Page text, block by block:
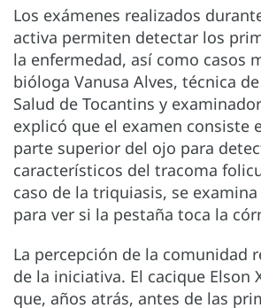
Los exámenes realizados
activa permiten detectar los
la enfermedad, así como casos
bióloga Vanusa Alves, técnica
Salud de Tocantins y
explicó que el examen consiste
parte superior del ojo para
característicos del tracoma
caso de la triquiasis, se
para ver si la pestaña toca la
La percepción de la comunidad
de la iniciativa. El cacique Elson
que, años atrás, antes de las